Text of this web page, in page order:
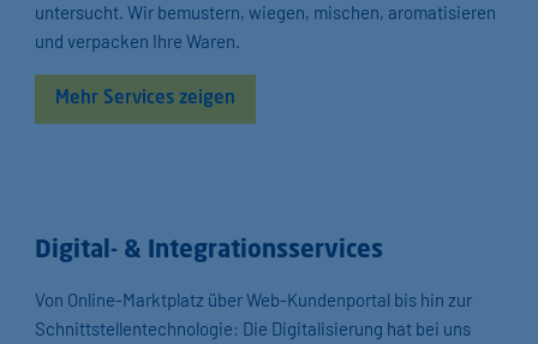
untersucht. Wir bemustern, wiegen, mischen, aromatisieren
und verpacken Ihre Waren.
Mehr Services zeigen
Digital- & Integrationsservices
Von Online-Marktplatz über Web-Kundenportal bis hin zur
Schnittstellentechnologie: Die Digitalisierung hat bei uns